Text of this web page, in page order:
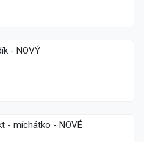
- NOVÝ
- míchátko - NOVÉ